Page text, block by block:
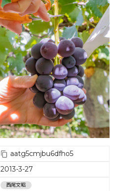
aatg5cmjbu6dfho5
2013-3-27
西尾文昭